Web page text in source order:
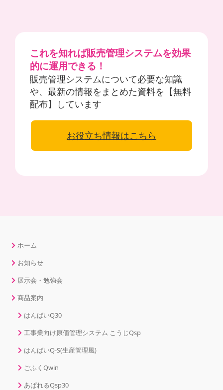
これを知れば販売管理システムを効果
的に運用できる！
販売管理システムについて必要な知識
や、最新の情報をまとめた資料を【無料
配布】しています
お役立ち情報はこちら
ホーム
お知らせ
展示会・勉強会
商品案内
はんばいQ30
工事業向け原価管理システム こうじQsp
はんばいQ-S(生産管理風)
ごふくQwin
あぱれるQsp30